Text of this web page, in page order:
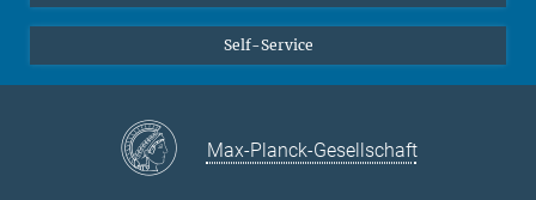
Self-Service
Max-Planck-Gesellschaft